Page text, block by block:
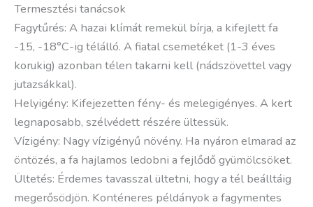
Termesztési tanácsok
Fagytűrés: A hazai klímát remekül bírja, a kifejlett fa
-15, -18°C-ig télálló. A fiatal csemetéket (1-3 éves
korukig) azonban télen takarni kell (nádszövettel vagy
jutazsákkal).
Helyigény: Kifejezetten fény- és melegigényes. A kert
legnaposabb, szélvédett részére ültessük.
Vízigény: Nagy vízigényű növény. Ha nyáron elmarad az
öntözés, a fa hajlamos ledobni a fejlődő gyümölcsöket.
Ültetés: Érdemes tavasszal ültetni, hogy a tél beálltáig
megerősödjön. Konténeres példányok a fagymentes